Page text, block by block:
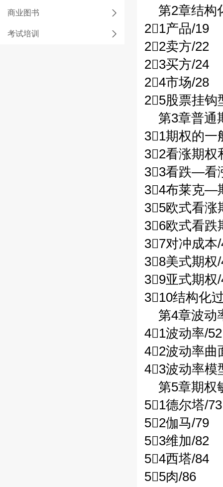
商业图书
考试培训
第2章结构
21产品/19
22卖方/22
23买方/24
24市场/28
25股票挂钩
第3章普通
31期权的一
32看涨期权
33看跌—看
34布莱克—
35欧式看涨
36欧式看跌
37对冲成本
38美式期权
39亚式期权
310结构化
第4章波动
41波动率/52
42波动率曲
43波动率模
第5章期权
51德尔塔/73
52伽马/79
53维加/82
54西塔/84
55肉/86